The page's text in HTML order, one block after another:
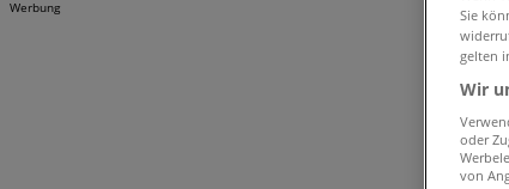
Werbung
Sie
gelten
Wir
oder
von